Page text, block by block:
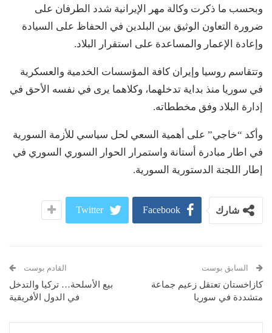
وبحسب ما ذكرت وكالة مهر الإيرانية شدد الطرفان على
ضرورة التعاون الوثيق بين البلدين في الحفاظ على السيادة
وإعادة الإعمار والمساعدة على استقرار البلاد.
وتتقاسم روسيا وإيران كافة المؤسسات الخدمية والعسكرية
في سوريا منذ بداية تدخلهما، وكلاهما يرى في نفسه الأحق في
إدارة البلاد وفق مخططاته.
وأكد “خاجي” على أهمية السعي لحل سياسي للأزمة السورية
في اطار مبادرة أستانة واستمرار الحوار السوري السوري في
إطار اللجنة الدستورية السورية.
شارك Facebook
Twitter
السابق بوست
كازاخستان تعتقل زعيم جماعة
متشددة في سوريا
القادم بوست
بيع الأسلحة… تركيا والتدخل
في الدول الأفريقية